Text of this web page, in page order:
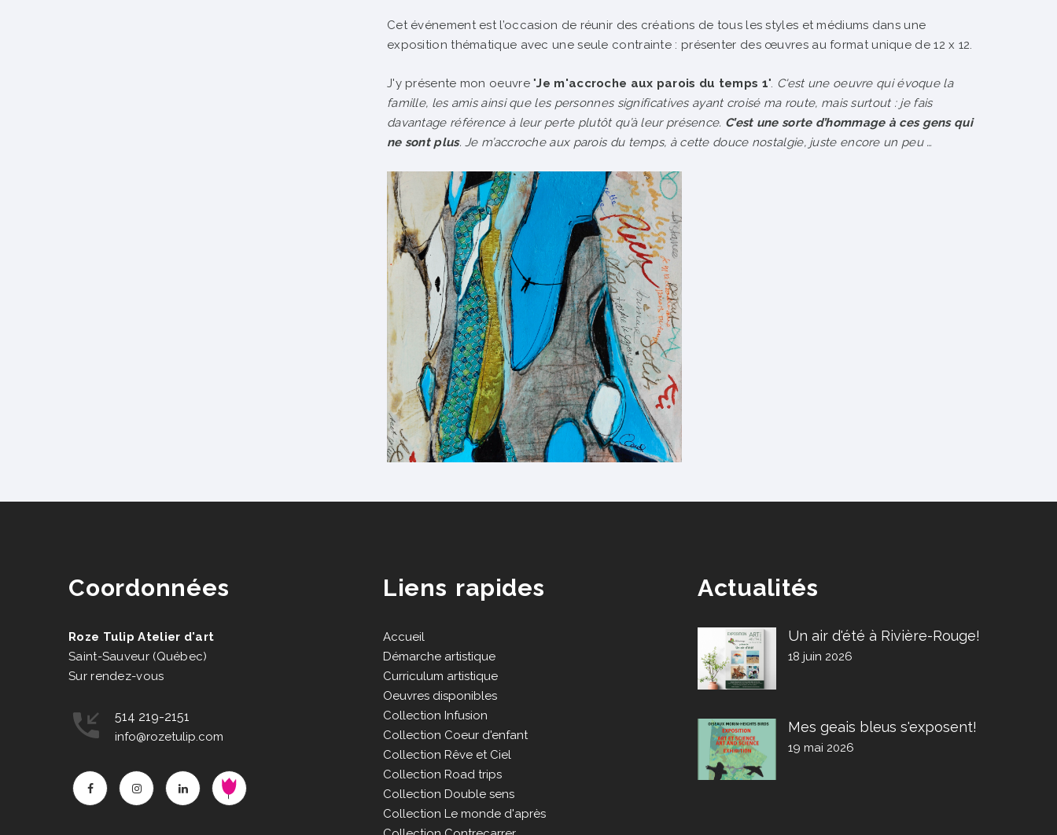
Cet événement est l’occasion de réunir des créations de tous les styles et médiums dans une
exposition thématique avec une seule contrainte : présenter des œuvres au format unique de 12 x 12.
J'y présente mon oeuvre "Je m'accroche aux parois du temps 1". C'est une oeuvre qui évoque la
famille, les amis ainsi que les personnes significatives ayant croisé ma route, mais surtout : je fais
davantage référence à leur perte plutôt qu’à leur présence. C’est une sorte d’hommage à ces gens qui
ne sont plus. Je m’accroche aux parois du temps, à cette douce nostalgie, juste encore un peu …
Coordonnées
Roze Tulip Atelier d'art
Saint-Sauveur (Québec)
Sur rendez-vous
514 219-2151
info@rozetulip.com
Liens rapides
Accueil
Démarche artistique
Curriculum artistique
Oeuvres disponibles
Collection Infusion
Collection Coeur d'enfant
Collection Rêve et Ciel
Collection Road trips
Collection Double sens
Collection Le monde d'après
Actualités
Un air d'été à Rivière-Rouge!
18 juin 2026
Mes geais bleus s'exposent!
19 mai 2026